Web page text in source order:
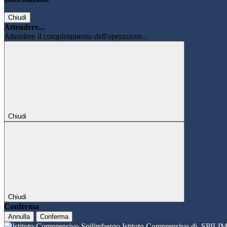
Chiudi
Attendere...
Attendere il completamento dell'operazione...
Chiudi
Chiudi
Conferma
Annulla Conferma